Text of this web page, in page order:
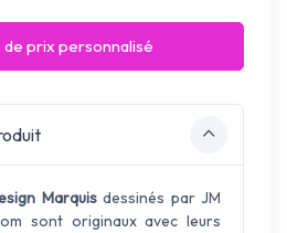
prix personnalisé
Marquis dessinés par JM
sont originaux avec leurs